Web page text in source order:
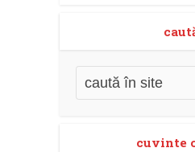
cuvinte